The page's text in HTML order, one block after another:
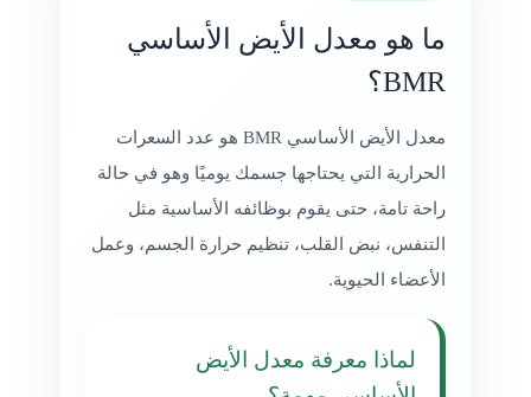
ما هو معدل الأيض الأساسي
BMR؟
معدل الأيض الأساسي BMR هو عدد السعرات
الحرارية التي يحتاجها جسمك يوميًا وهو في حالة
راحة تامة، حتى يقوم بوظائفه الأساسية مثل
التنفس، نبض القلب، تنظيم حرارة الجسم، وعمل
الأعضاء الحيوية.
لماذا معرفة معدل الأيض